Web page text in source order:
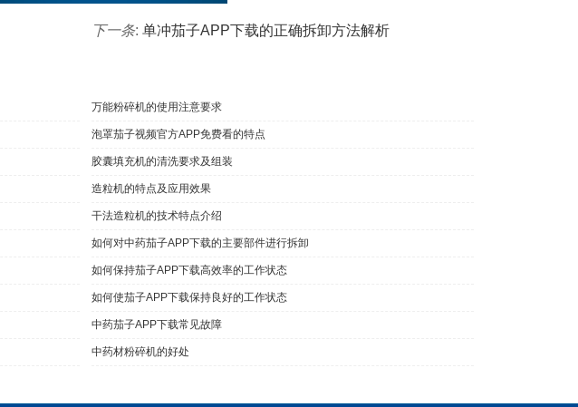
下一条: 单冲茄子APP下载的正确拆卸方法解析
万能粉碎机的使用注意要求
泡罩茄子视频官方APP免费看的特点
胶囊填充机的清洗要求及组装
造粒机的特点及应用效果
干法造粒机的技术特点介绍
如何对中药茄子APP下载的主要部件进行拆卸
如何保持茄子APP下载高效率的工作状态
如何使茄子APP下载保持良好的工作状态
中药茄子APP下载常见故障
中药材粉碎机的好处